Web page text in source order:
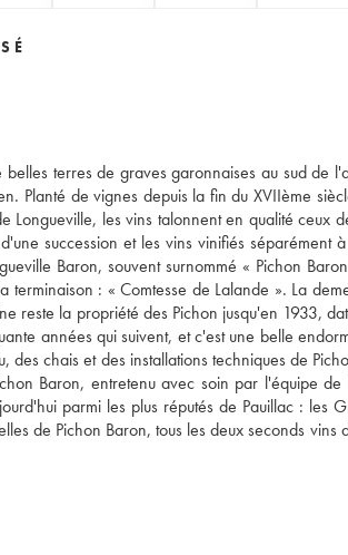
terres de graves garonnaises au sud de
Planté de vignes depuis la fin du XVIIème
Longueville, les vins talonnent en qualité ceux
succession et les vins vinifiés séparément
Baron, souvent surnommé « Pichon
: « Comtesse de Lalande ». La
reste la propriété des Pichon jusqu'en 1933,
années qui suivent, et c'est une belle
chais et des installations techniques de
Baron, entretenu avec soin par l'équipe de
parmi les plus réputés de Pauillac : les
de Pichon Baron, tous les deux seconds vins